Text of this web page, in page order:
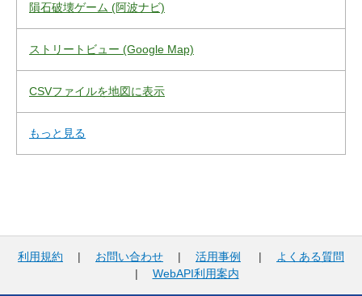
隕石破壊ゲーム (阿波ナビ)
ストリートビュー (Google Map)
CSVファイルを地図に表示
もっと見る
利用規約 | お問い合わせ | 活用事例 |
よくある質問
| WebAPI利用案内